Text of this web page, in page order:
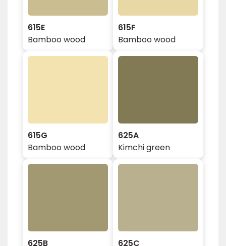
615E
Bamboo wood
615F
Bamboo wood
615G
Bamboo wood
625A
Kimchi green
625B 625C